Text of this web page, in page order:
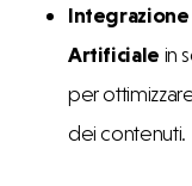
Integrazione
Artificiale in
per
dei contenuti.